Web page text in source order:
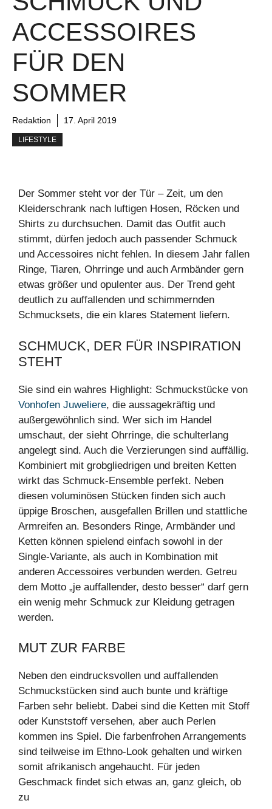
ACCESSOIRES
FÜR DEN
SOMMER
Redaktion 17. April 2019
LIFESTYLE
Der Sommer steht vor der Tür – Zeit, um den
Kleiderschrank nach luftigen Hosen, Röcken und
Shirts zu durchsuchen. Damit das Outfit auch
stimmt, dürfen jedoch auch passender Schmuck
und Accessoires nicht fehlen. In diesem Jahr fallen
Ringe, Tiaren, Ohrringe und auch Armbänder gern
etwas größer und opulenter aus. Der Trend geht
deutlich zu auffallenden und schimmernden
Schmucksets, die ein klares Statement liefern.
SCHMUCK, DER FÜR INSPIRATION
STEHT
Sie sind ein wahres Highlight: Schmuckstücke von
Vonhofen Juweliere, die aussagekräftig und
außergewöhnlich sind. Wer sich im Handel
umschaut, der sieht Ohrringe, die schulterlang
angelegt sind. Auch die Verzierungen sind auffällig.
Kombiniert mit grobgliedrigen und breiten Ketten
wirkt das Schmuck-Ensemble perfekt. Neben
diesen voluminösen Stücken finden sich auch
üppige Broschen, ausgefallen Brillen und stattliche
Armreifen an. Besonders Ringe, Armbänder und
Ketten können spielend einfach sowohl in der
Single-Variante, als auch in Kombination mit
anderen Accessoires verbunden werden. Getreu
dem Motto „je auffallender, desto besser“ darf gern
ein wenig mehr Schmuck zur Kleidung getragen
werden.
MUT ZUR FARBE
Neben den eindrucksvollen und auffallenden
Schmuckstücken sind auch bunte und kräftige
Farben sehr beliebt. Dabei sind die Ketten mit Stoff
oder Kunststoff versehen, aber auch Perlen
kommen ins Spiel. Die farbenfrohen Arrangements
sind teilweise im Ethno-Look gehalten und wirken
somit afrikanisch angehaucht. Für jeden
Geschmack findet sich etwas an, ganz gleich, ob
zu